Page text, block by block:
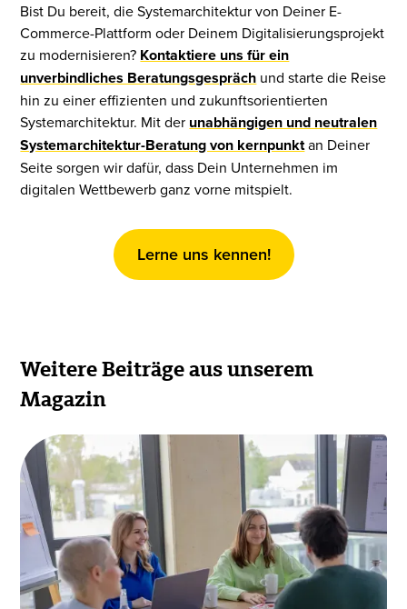
Bist Du bereit, die Systemarchitektur von Deiner E-
Commerce-Plattform oder Deinem Digitalisierungsprojekt
zu modernisieren? Kontaktiere uns für ein
unverbindliches Beratungsgespräch und starte die Reise
hin zu einer effizienten und zukunftsorientierten
Systemarchitektur. Mit der unabhängigen und neutralen
Systemarchitektur-Beratung von kernpunktan Deiner
Seite sorgen wir dafür, dass Dein Unternehmen im
digitalen Wettbewerb ganz vorne mitspielt.
Lerne uns kennen!
Weitere Beiträge aus unserem
Magazin